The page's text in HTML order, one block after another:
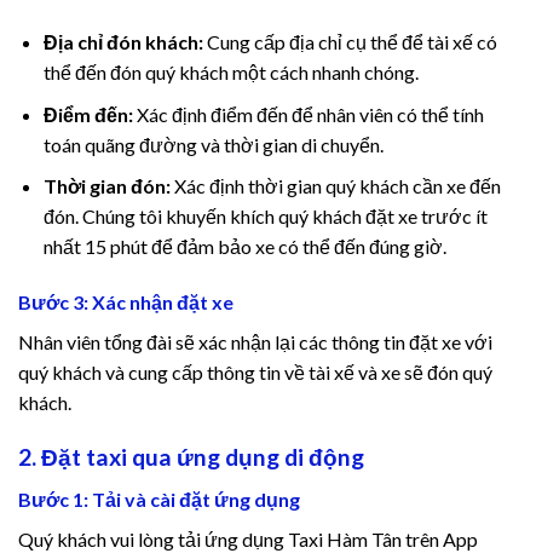
Hacklink panel
Hacklink panel
Hacklink panel
Hacklink
Hacklink panel
Hacklink panel
Hacklink panel
Địa chỉ đón khách:Cung cấp địa chỉ cụ thể để tài xế có
thể đến đón quý khách một cách nhanh chóng.
Điểm đến:Xác định điểm đến để nhân viên có thể tính
toán quãng đường và thời gian di chuyển.
Thời gian đón:Xác định thời gian quý khách cần xe đến
đón. Chúng tôi khuyến khích quý khách đặt xe trước ít
nhất 15 phút để đảm bảo xe có thể đến đúng giờ.
Bước 3: Xác nhận đặt xe
Nhân viên tổng đài sẽ xác nhận lại các thông tin đặt xe với
quý khách và cung cấp thông tin về tài xế và xe sẽ đón quý
khách.
2. Đặt taxi qua ứng dụng di động
Bước 1: Tải và cài đặt ứng dụng
Quý khách vui lòng tải ứng dụng Taxi Hàm Tân trên App